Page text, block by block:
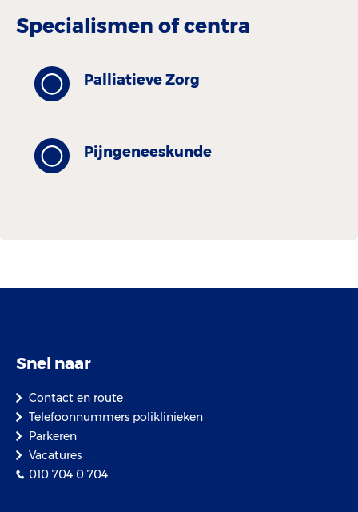
Specialismen of centra
Palliatieve Zorg
Pijngeneeskunde
Snel naar
Contact en route
Telefoonnummers poliklinieken
Parkeren
Vacatures
010 704 0 704